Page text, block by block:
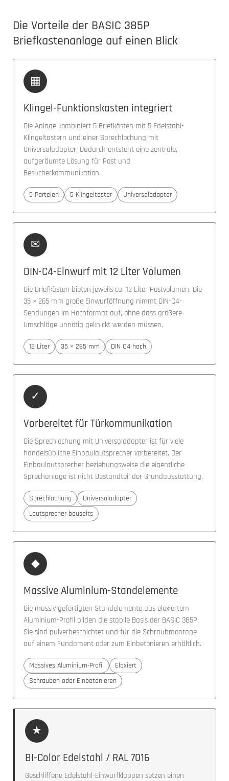
Die Vorteile der BASIC 385P
Briefkastenanlage auf einen Blick
▦
Klingel-Funktionskasten integriert
Die Anlage kombiniert 5 Briefkästen mit 5 Edelstahl-
Klingeltastern und einer Sprechlochung mit
Universaladapter. Dadurch entsteht eine zentrale,
aufgeräumte Lösung für Post und
Besucherkommunikation.
5 Parteien 5 Klingeltaster Universaladapter
✉
DIN-C4-Einwurf mit 12 Liter Volumen
Die Briefkästen bieten jeweils ca. 12 Liter Postvolumen. Die
35 × 265 mm große Einwurföffnung nimmt DIN-C4-
Sendungen im Hochformat auf, ohne dass größere
Umschläge unnötig geknickt werden müssen.
12 Liter 35 × 265 mm DIN C4 hoch
✓
Vorbereitet für Türkommunikation
Die Sprechlochung mit Universaladapter ist für viele
handelsübliche Einbaulautsprecher vorbereitet. Der
Einbaulautsprecher beziehungsweise die eigentliche
Sprechanlage ist nicht Bestandteil der Grundausstattung.
Sprechlochung
Universaladapter
Lautsprecher bauseits
◆
Massive Aluminium-Standelemente
Die massiv gefertigten Standelemente aus eloxiertem
Aluminium-Profil bilden die stabile Basis der BASIC 385P.
Sie sind pulverbeschichtet und für die Schraubmontage
auf einem Fundament oder zum Einbetonieren erhältlich.
Massives Aluminium-Profil
Eloxiert
Schrauben oder Einbetonieren
★
BI-Color Edelstahl / RAL 7016
Geschliffene Edelstahl-Einwurfklappen setzen einen